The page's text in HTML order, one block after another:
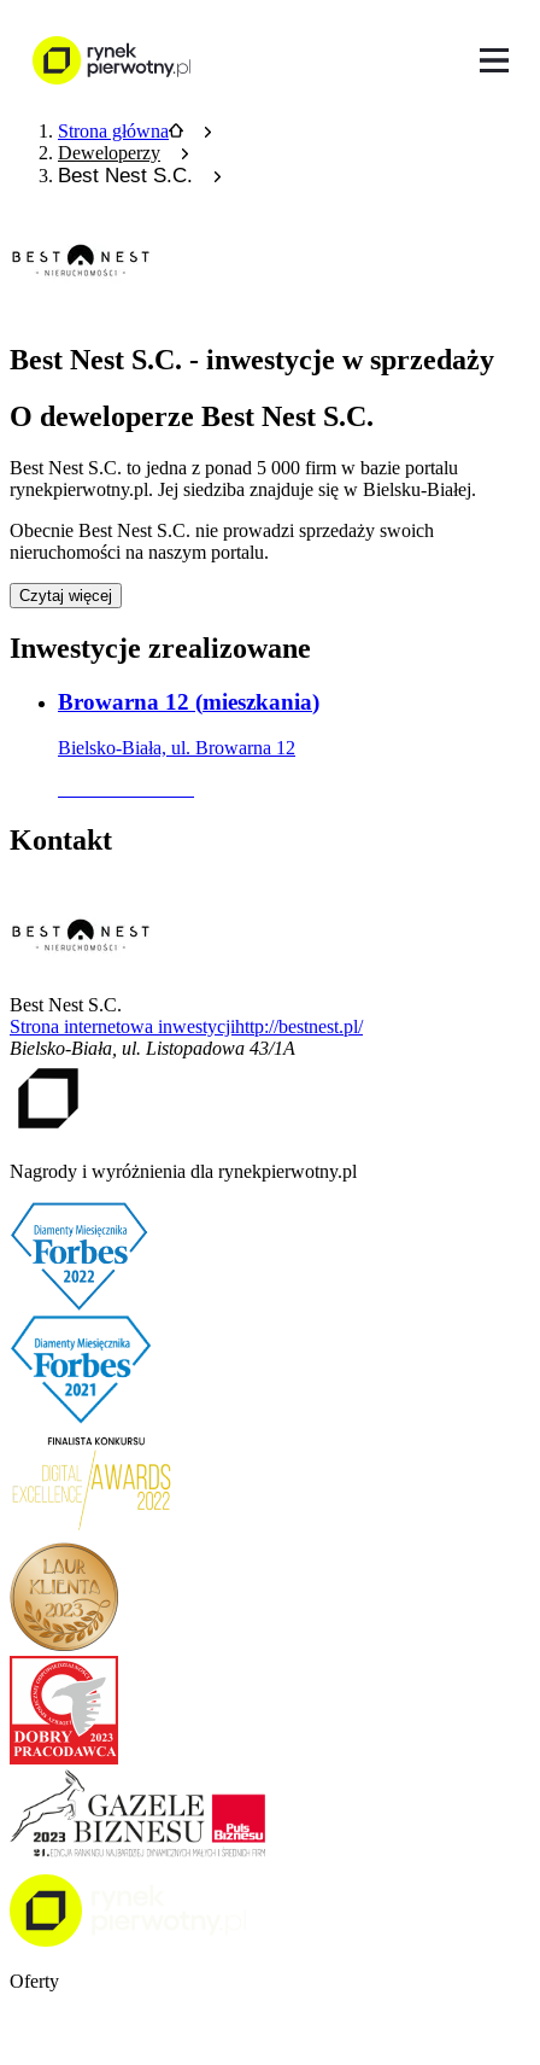
Strona główna
Deweloperzy
Best Nest S.C.
Best Nest S.C. - inwestycje w sprzedaży
O deweloperze Best Nest S.C.
Best Nest S.C. to jedna z ponad 5 000 firm w bazie portalu
rynekpierwotny.pl. Jej siedziba znajduje się w Bielsku-Białej.
Obecnie Best Nest S.C. nie prowadzi sprzedaży swoich
nieruchomości na naszym portalu.
Czytaj więcej
Inwestycje zrealizowane
Browarna 12 (mieszkania)
Bielsko-Biała, ul. Browarna 12
Kontakt
Best Nest S.C.
Strona internetowa inwestycjihttp://bestnest.pl/
Bielsko-Biała ul. Listopadowa 43/1A
Nagrody i wyróżnienia dla rynekpierwotny.pl
Oferty